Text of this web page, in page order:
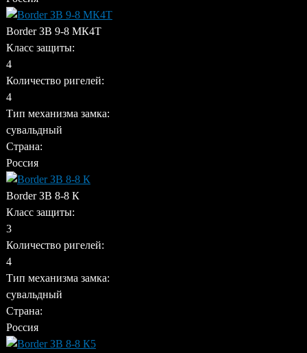
Border ЗВ 9-8 МК4Т
Класс защиты:
4
Количество ригелей:
4
Тип механизма замка:
сувальдный
Страна:
Россия
Border ЗВ 8-8 К
Класс защиты:
3
Количество ригелей:
4
Тип механизма замка:
сувальдный
Страна:
Россия